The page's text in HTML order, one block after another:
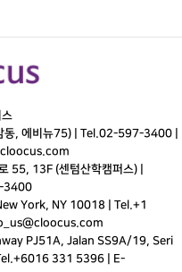
스
, 에비뉴75) | Tel.02-597-3400
55, 13F (센텀산학캠퍼스) |
3400
York, NY 10018 | Tel.+1
PJ51A, Jalan SS9A/19, Seri
331 5396 | E-